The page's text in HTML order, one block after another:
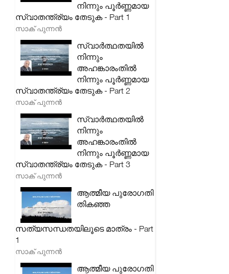
നിന്നും പൂർണ്ണമായ
സ്വാതന്ത്ര്യം തേടുക - Part 1
സാക് പുന്നൻ
സ്വാർത്ഥതയിൽ
നിന്നും
അഹങ്കാരംതിൽ
നിന്നും പൂർണ്ണമായ
സ്വാതന്ത്ര്യം തേടുക - Part 2
സാക് പുന്നൻ
സ്വാർത്ഥതയിൽ
നിന്നും
അഹങ്കാരംതിൽ
നിന്നും പൂർണ്ണമായ
സ്വാതന്ത്ര്യം തേടുക - Part 3
സാക് പുന്നൻ
ആത്മീയ പുരോഗതി
തികഞ്ഞ
സത്യസന്ധതയിലൂടെ മാത്രം - Part
1
സാക് പുന്നൻ
ആത്മീയ പുരോഗതി